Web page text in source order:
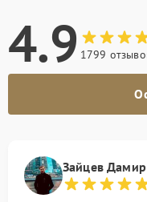
4.9 1799
Зайцев Дамир